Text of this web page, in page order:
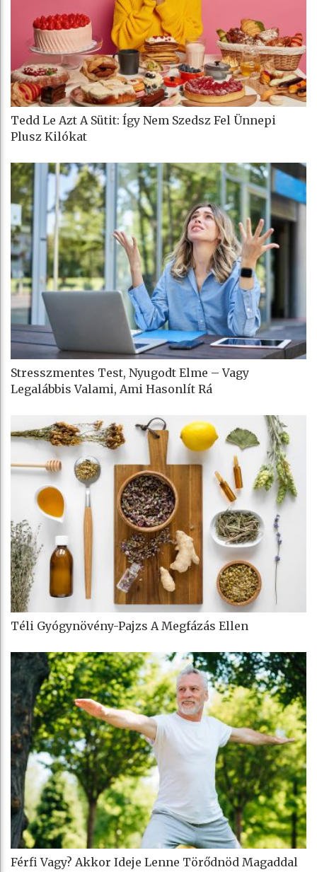
Tedd Le Azt A Sütit: Így Nem Szedsz Fel Ünnepi
Plusz Kilókat
Stresszmentes Test, Nyugodt Elme – Vagy
Legalábbis Valami, Ami Hasonlít Rá
Téli Gyógynövény-Pajzs A Megfázás Ellen
Férfi Vagy? Akkor Ideje Lenne Törődnöd Magaddal